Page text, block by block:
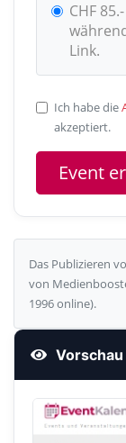
CHF
Link.
Ich habe die
akzeptiert.
Das Publizieren
von
1996 online).